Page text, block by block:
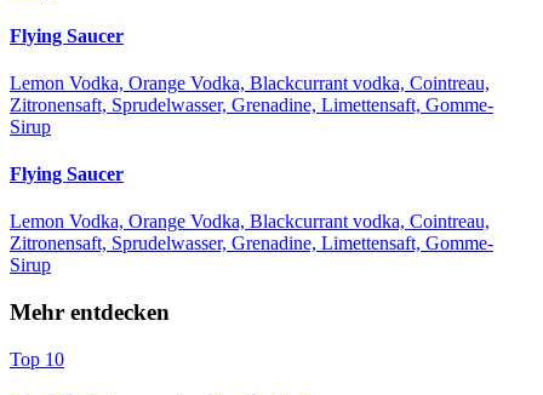
Flying Saucer
Lemon Vodka, Orange Vodka, Blackcurrant vodka, Cointreau,
Zitronensaft, Sprudelwasser, Grenadine, Limettensaft, Gomme-
Sirup
Flying Saucer
Lemon Vodka, Orange Vodka, Blackcurrant vodka, Cointreau,
Zitronensaft, Sprudelwasser, Grenadine, Limettensaft, Gomme-
Sirup
Mehr entdecken
Top 10